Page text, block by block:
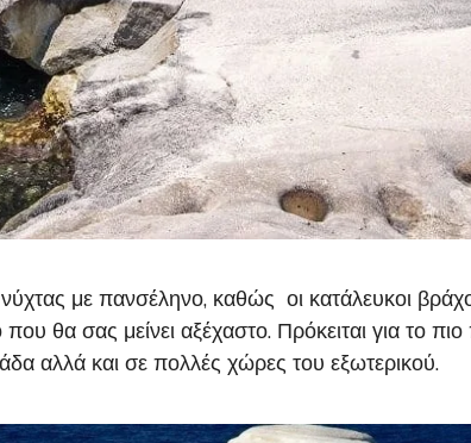
νύχτας με πανσέληνο, καθώς οι κατάλευκοι
θα σας μείνει αξέχαστο. Πρόκειται για το
αλλά και σε πολλές χώρες του εξωτερικού.